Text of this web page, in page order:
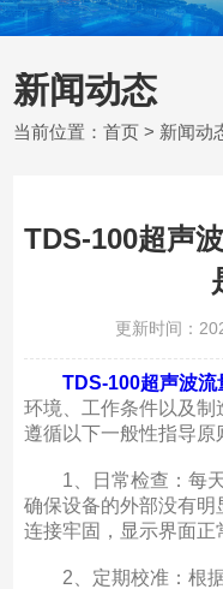
新闻动态
当前位置：首页 > 新闻动
TDS-100超声
更新时间：
TDS-100超声波流
环境、工作条件以及制
遵循以下一般性指导原
1、日常检查：每天
确保设备的外部没有明
连接牢固，显示界面正
2、定期校准：根据